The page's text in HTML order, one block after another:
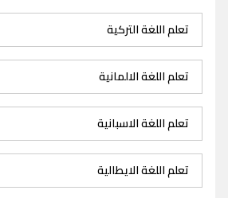
تعلم اللغة التركية
تعلم اللغة الالمانية
تعلم اللغة الاسبانية
تعلم اللغة الايطالية